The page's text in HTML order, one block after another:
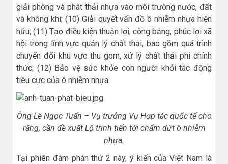
giải phóng và phát thải nhựa vào môi trường nước, đất
và không khí; (10) Giải quyết vấn đồ ô nhiễm nhựa hiện
hữu; (11) Tạo điều kiện thuận lợi, công bằng, phúc lợi xã
hội trong lĩnh vực quản lý chất thải, bao gồm quá trình
chuyển đổi khu vực thu gom, xử lý chất thải phi chính
thức; (12) Bảo vệ sức khỏe con người khỏi tác động
tiêu cực của ô nhiễm nhựa.
Ông Lê Ngọc Tuấn – Vụ trưởng Vụ Hợp tác quốc tế cho
rằng, cần đề xuất Lộ trình tiến tới chấm dứt ô nhiễm
nhựa.
Tại phiên đàm phán thứ 2 này, ý kiến của Việt Nam là